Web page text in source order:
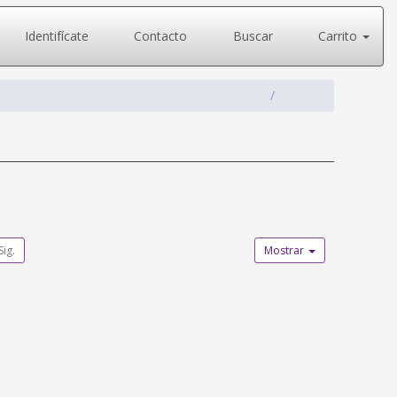
Identifícate Contacto Buscar Carrito
Sig. Mostrar